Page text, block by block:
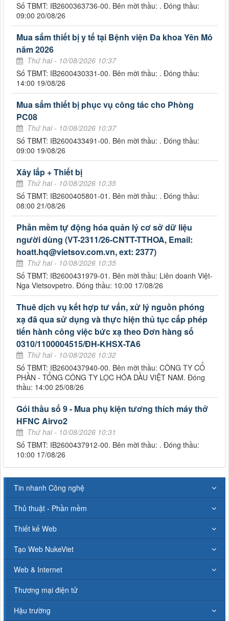
Số TBMT: IB2600363736-00. Bên mời thầu: . Đóng thầu:
09:00 20/08/26
Mua sắm thiết bị y tế tại Bệnh viện Đa khoa Yên Mô
năm 2026
Thứ hai - 10/08/2026 10:37
Số TBMT: IB2600430331-00. Bên mời thầu: . Đóng thầu:
14:00 19/08/26
Mua sắm thiết bị phục vụ công tác cho Phòng
PC08
Thứ hai - 10/08/2026 10:37
Số TBMT: IB2600433491-00. Bên mời thầu: . Đóng thầu:
09:00 19/08/26
Xây lắp + Thiết bị
Thứ hai - 10/08/2026 10:35
Số TBMT: IB2600405801-01. Bên mời thầu: . Đóng thầu:
08:00 21/08/26
Phần mềm tự động hóa quản lý cơ sở dữ liệu
người dùng (VT-2311/26-CNTT-TTHOA, Email:
hoatt.hq@vietsov.com.vn, ext: 2377)
Thứ hai - 10/08/2026 10:35
Số TBMT: IB2600431979-01. Bên mời thầu: Liên doanh Việt-
Nga Vietsovpetro. Đóng thầu: 10:00 17/08/26
Thuê dịch vụ kết hợp tư vấn, xử lý nguồn phóng
xạ đã qua sử dụng và thực hiện thủ tục cấp phép
tiến hành công việc bức xạ theo Đơn hàng số
0310/1100004515/ĐH-KHSX-TA6
Thứ hai - 10/08/2026 10:32
Số TBMT: IB2600437940-00. Bên mời thầu: CÔNG TY CỔ
PHẦN - TỔNG CÔNG TY LỌC HÓA DẦU VIỆT NAM. Đóng
thầu: 14:00 25/08/26
Gói thầu số 9 - Mua phụ kiện tương thích máy thở
HFNC Airvo2
Thứ hai - 10/08/2026 10:31
Số TBMT: IB2600437912-00. Bên mời thầu: . Đóng thầu:
10:00 17/08/26
Tin nhanh Công nghệ
Thủ thuật - Phần mềm
Thiết kế Web
Tạo Web NukeViet
Web & Internet
Thương mại điện tử
Hậu trường